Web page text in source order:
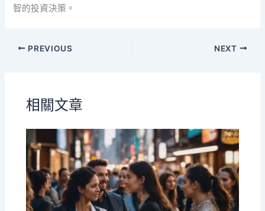
智的投資決策。
PREVIOUS NEXT
相關文章